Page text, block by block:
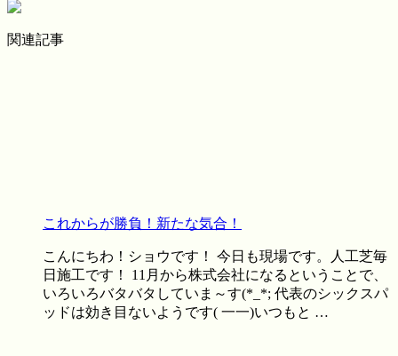
関連記事
これからが勝負！新たな気合！
こんにちわ！ショウです！ 今日も現場です。人工芝毎
日施工です！ 11月から株式会社になるということで、
いろいろバタバタしていま～す(*_*; 代表のシックスパ
ッドは効き目ないようです( 一一)いつもと …